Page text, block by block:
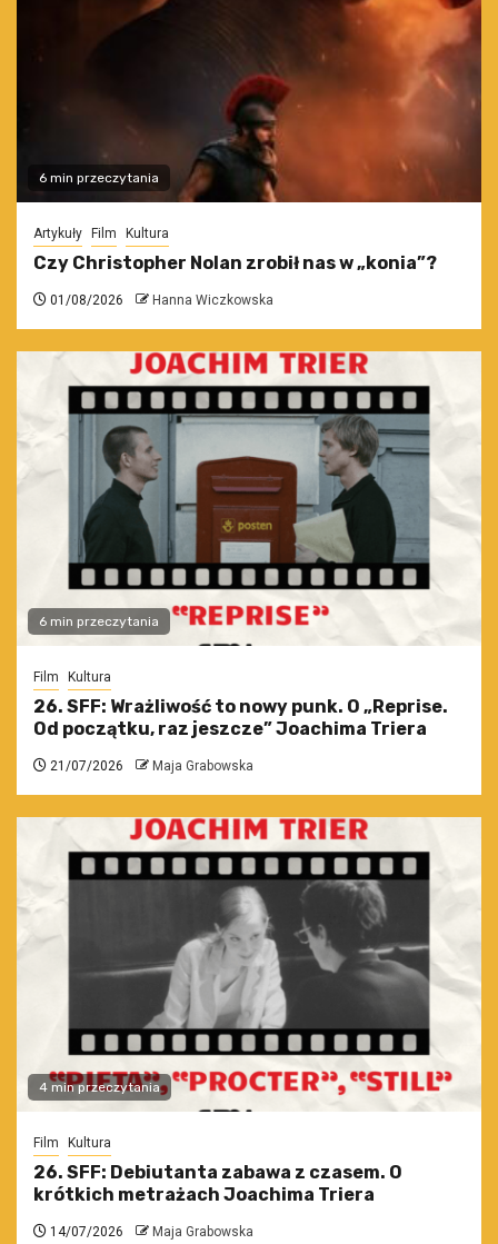
6 min przeczytania
Artykuły Film Kultura
Czy Christopher Nolan zrobił nas w „konia”?
01/08/2026 Hanna Wiczkowska
6 min przeczytania
Film Kultura
26. SFF: Wrażliwość to nowy punk. O „Reprise.
Od początku, raz jeszcze” Joachima Triera
21/07/2026 Maja Grabowska
4 min przeczytania
Film Kultura
26. SFF: Debiutanta zabawa z czasem. O
krótkich metrażach Joachima Triera
14/07/2026 Maja Grabowska